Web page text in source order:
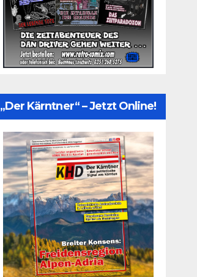
„Der Kärntner“ – Jetzt Online!